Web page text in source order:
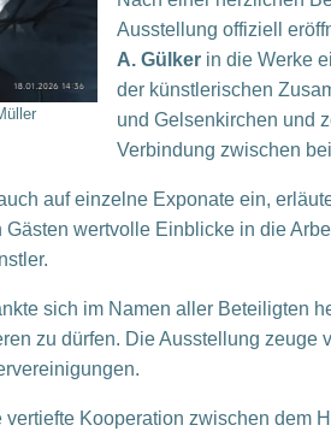
Ausstellung offiziell
A. Gülker in die Werke
der künstlerischen
und Gelsenkirchen und
Verbindung zwischen
auf einzelne Exponate ein,
wertvolle Einblicke in die
sich im Namen aller Beteiligten
zu dürfen. Die Ausstellung zeuge
Kooperation zwischen dem